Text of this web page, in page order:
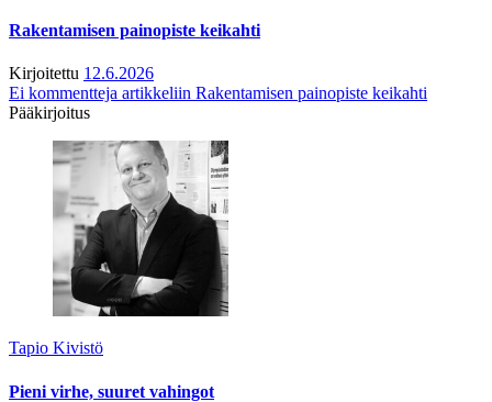
Rakentamisen painopiste keikahti
Kirjoitettu 12.6.2026
Ei kommentteja artikkeliin Rakentamisen painopiste keikahti
Pääkirjoitus
Tapio Kivistö
Pieni virhe, suuret vahingot